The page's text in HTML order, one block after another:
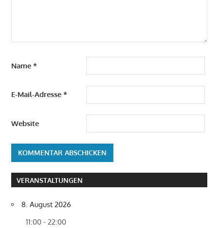
Name *
E-Mail-Adresse *
Website
VERANSTALTUNGEN
8. August 2026
11:00 - 22:00